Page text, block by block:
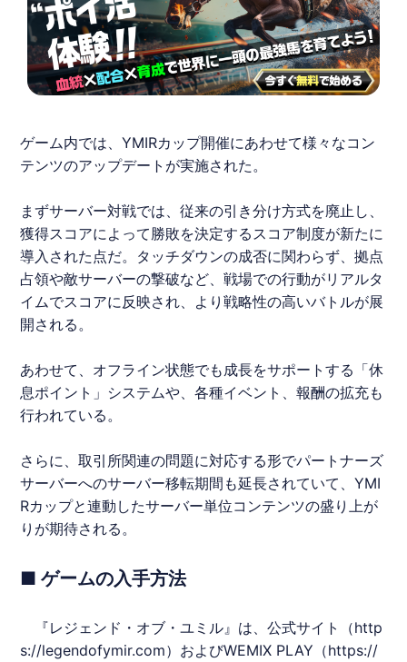
ゲーム内では、YMIRカップ開催にあわせて様々なコン
テンツのアップデートが実施された。
まずサーバー対戦では、従来の引き分け方式を廃止し、
獲得スコアによって勝敗を決定するスコア制度が新たに
導入された点だ。タッチダウンの成否に関わらず、拠点
占領や敵サーバーの撃破など、戦場での行動がリアルタ
イムでスコアに反映され、より戦略性の高いバトルが展
開される。
あわせて、オフライン状態でも成長をサポートする「休
息ポイント」システムや、各種イベント、報酬の拡充も
行われている。
さらに、取引所関連の問題に対応する形でパートナーズ
サーバーへのサーバー移転期間も延長されていて、YMI
Rカップと連動したサーバー単位コンテンツの盛り上が
りが期待される。
■ ゲームの入手方法
『レジェンド・オブ・ユミル 』は、公式サイト（http
s://legendofymir.com）およびWEMIX PLAY（https://